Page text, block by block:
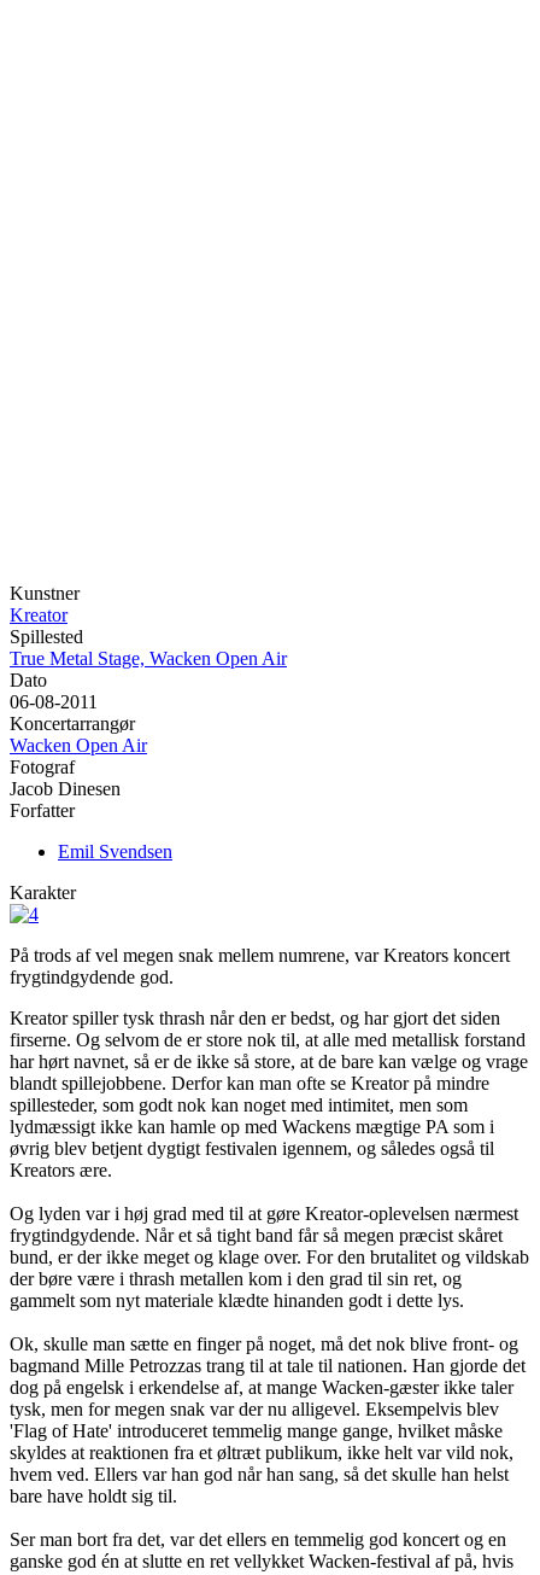
Kunstner
Kreator
Spillested
True Metal Stage, Wacken Open Air
Dato
06-08-2011
Koncertarrangør
Wacken Open Air
Fotograf
Jacob Dinesen
Forfatter
Emil Svendsen
Karakter
På trods af vel megen snak mellem numrene, var Kreators koncert
frygtindgydende god.
Kreator spiller tysk thrash når den er bedst, og har gjort det siden
firserne. Og selvom de er store nok til, at alle med metallisk forstand
har hørt navnet, så er de ikke så store, at de bare kan vælge og vrage
blandt spillejobbene. Derfor kan man ofte se Kreator på mindre
spillesteder, som godt nok kan noget med intimitet, men som
lydmæssigt ikke kan hamle op med Wackens mægtige PA som i
øvrig blev betjent dygtigt festivalen igennem, og således også til
Kreators ære.
Og lyden var i høj grad med til at gøre Kreator-oplevelsen nærmest
frygtindgydende. Når et så tight band får så megen præcist skåret
bund, er der ikke meget og klage over. For den brutalitet og vildskab
der børe være i thrash metallen kom i den grad til sin ret, og
gammelt som nyt materiale klædte hinanden godt i dette lys.
Ok, skulle man sætte en finger på noget, må det nok blive front- og
bagmand Mille Petrozzas trang til at tale til nationen. Han gjorde det
dog på engelsk i erkendelse af, at mange Wacken-gæster ikke taler
tysk, men for megen snak var der nu alligevel. Eksempelvis blev
'Flag of Hate' introduceret temmelig mange gange, hvilket måske
skyldes at reaktionen fra et øltræt publikum, ikke helt var vild nok,
hvem ved. Ellers var han god når han sang, så det skulle han helst
bare have holdt sig til.
Ser man bort fra det, var det ellers en temmelig god koncert og en
ganske god én at slutte en ret vellykket Wacken-festival af på, hvis